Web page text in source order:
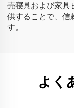
売寝具および家具
供することで、信
す。
よく